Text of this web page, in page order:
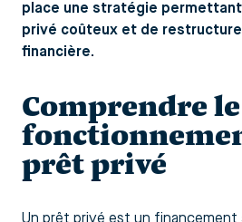
place une stratégie
privé coûteux et de
financière.
Comprendre le
prêt privé
Un prêt privé est un financement